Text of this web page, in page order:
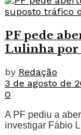
PF pede
Lulinha por
by Redação
3 de agosto de
0
A PF pediu a
investigar Fábio